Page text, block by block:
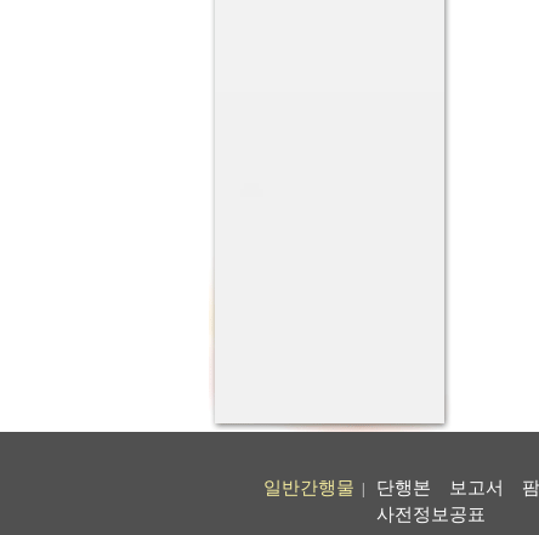
일반간행물 단행본 보고서
사전정보공표